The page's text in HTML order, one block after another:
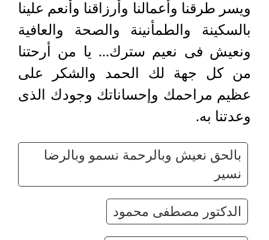
ويسر طرقنا وأعمالنا وأرزاقنا وأنعم علينا
بالسكينة والطمأنينة والصحة والعافية
ونعيش فى نعيم سترك... يا من أرحتنا
من كل جهة لك الحمد والشكر على
عظيم مراحمك وإحساناتك وجودك الذى
وعدتنا به.
بالحق نعيش وبالرحمة نسمو وبالرضا
نسير
الدكتور مصطفى محمود